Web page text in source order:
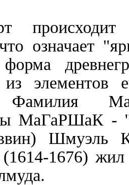
означает
форма
из
Фамилия
МаГаРШаК -
Шмуэль
(1614-1676)